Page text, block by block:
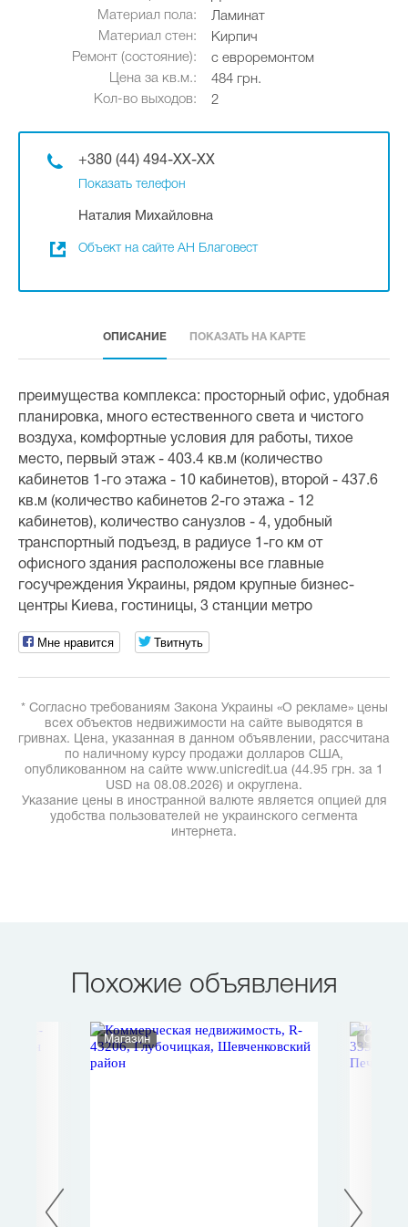
Материал пола:
Ламинат
Материал стен:
Кирпич
Ремонт (состояние):
с евроремонтом
Цена за кв.м.:
484 грн.
Кол-во выходов:
2
+380 (44) 494-XX-XX
Показать телефон
Наталия Михайловна
Объект на сайте АН Благовест
ОПИСАНИЕ ПОКАЗАТЬ НА КАРТЕ
преимущества комплекса: просторный офис, удобная
планировка, много естественного света и чистого
воздуха, комфортные условия для работы, тихое
место, первый этаж - 403.4 кв.м (количество
кабинетов 1-го этажа - 10 кабинетов), второй - 437.6
кв.м (количество кабинетов 2-го этажа - 12
кабинетов), количество санузлов - 4, удобный
транспортный подъезд, в радиусе 1-го км от
офисного здания расположены все главные
госучреждения Украины, рядом крупные бизнес-
центры Киева, гостиницы, 3 станции метро
Мне нравится Твитнуть
* Согласно требованиям Закона Украины «О рекламе» цены
всех объектов недвижимости на сайте выводятся в
гривнах. Цена, указанная в данном объявлении, рассчитана
по наличному курсу продажи долларов США,
опубликованном на сайте www.unicredit.ua (44.95 грн. за 1
USD на 08.08.2026) и округлена.
Указание цены в иностранной валюте является опцией для
удобства пользователей не украинского сегмента
интернета.
Похожие объявления
Магазин Офис